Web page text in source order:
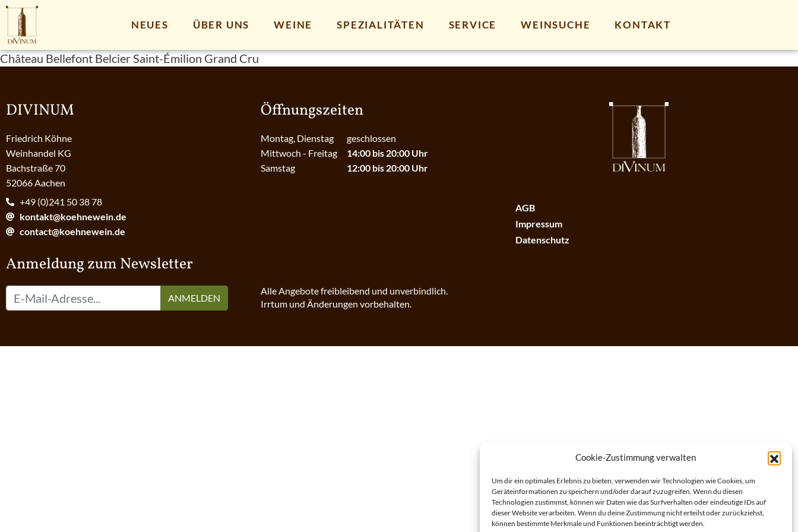
Cookie-Zustimmung verwalten
Um dir ein optimales Erlebnis zu bieten, verwenden wir Technologien wie Cookies, um
Geräteinformationen zu speichern und/oder darauf zuzugreifen. Wenn du diesen
Technologien zustimmst, können wir Daten wie das Surfverhalten oder eindeutige IDs auf
dieser Website verarbeiten. Wenn du deine Zustimmung nicht erteilst oder zurückziehst,
können bestimmte Merkmale und Funktionen beeinträchtigt werden.
NEUES ÜBER UNS WEINE SPEZIALITÄTEN SERVICE WEINSUCHE KONTAKT
Château Bellefont Belcier Saint-Émilion Grand Cru
DIVINUM
Friedrich Köhne
Weinhandel KG
Bachstraße 70
52066 Aachen
Öffnungszeiten
Montag, Dienstag
Mittwoch - Freitag
Samstag
geschlossen
14:00 bis 20:00 Uhr
12:00 bis 20:00 Uhr
+49 (0)241 50 38 78
kontakt@koehnewein.de
contact@koehnewein.de
Anmeldung zum Newsletter
ANMELDEN
Alle Angebote freibleibend und unverbindlich.
Irrtum und Änderungen vorbehalten.
AGB
Impressum
Datenschutz